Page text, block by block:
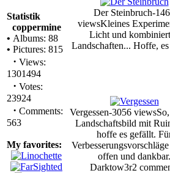
Statistik
coppermine
• Albums: 88
• Pictures: 815
· Views:
1301494
· Votes:
23924
· Comments:
563
My favorites:
Der Steinbruch-
viewsKleines
Licht und
Landschaften... Hoffe,
Vergessen-3056 views
Landschaftsbild mit
hoffe es gefällt.
offen und dankbar.
Darktow3r2